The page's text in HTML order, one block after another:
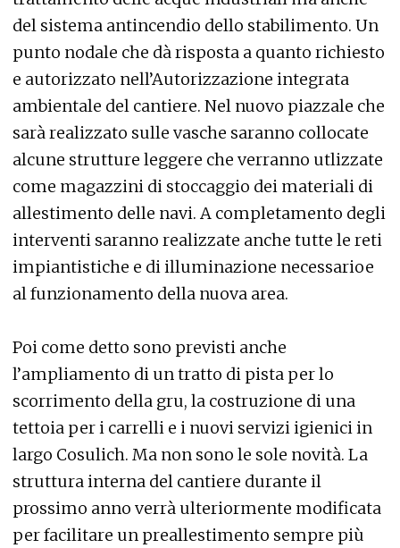
del sistema antincendio dello stabilimento. Un
punto nodale che dà risposta a quanto richiesto
e autorizzato nell’Autorizzazione integrata
ambientale del cantiere. Nel nuovo piazzale che
sarà realizzato sulle vasche saranno collocate
alcune strutture leggere che verranno utlizzate
come magazzini di stoccaggio dei materiali di
allestimento delle navi. A completamento degli
interventi saranno realizzate anche tutte le reti
impiantistiche e di illuminazione necessarioe
al funzionamento della nuova area.
Poi come detto sono previsti anche
l’ampliamento di un tratto di pista per lo
scorrimento della gru, la costruzione di una
tettoia per i carrelli e i nuovi servizi igienici in
largo Cosulich. Ma non sono le sole novità. La
struttura interna del cantiere durante il
prossimo anno verrà ulteriormente modificata
per facilitare un preallestimento sempre più